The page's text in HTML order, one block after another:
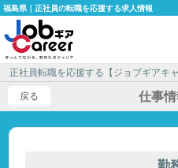
福島県｜正社員の転職を応援する求人情報
正社員転職を応援する【ジョブギアキャ
戻る
仕事
勤